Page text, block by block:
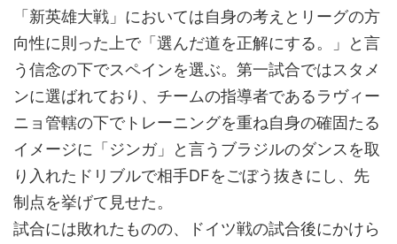
「新英雄大戦」においては自身の考えとリーグの方
向性に則った上で「選んだ道を正解にする。」と言
う信念の下でスペインを選ぶ。第一試合ではスタメ
ンに選ばれており、チームの指導者であるラヴィー
ニョ管轄の下でトレーニングを重ね自身の確固たる
イメージに「ジンガ」と言うブラジルのダンスを取
り入れたドリブルで相手DFをごぼう抜きにし、先
制点を挙げて見せた。
試合には敗れたものの、ドイツ戦の試合後にかけら